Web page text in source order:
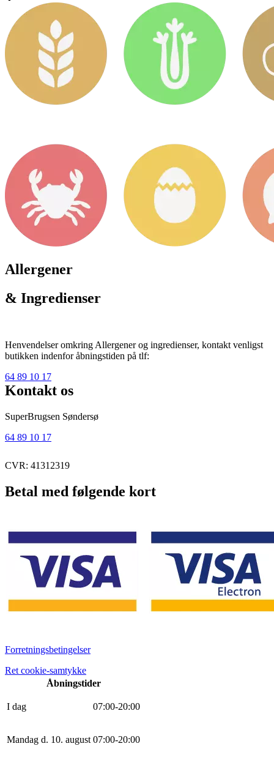
Allergener
& Ingredienser
Henvendelser omkring Allergener og ingredienser, kontakt venligst
butikken indenfor åbningstiden på tlf:
64 89 10 17
Kontakt os
SuperBrugsen Søndersø
64 89 10 17
CVR: 41312319
Betal med følgende kort
Forretningsbetingelser
Ret cookie-samtykke
Åbningstider
I dag 07:00-20:00
Mandag d. 10. august 07:00-20:00